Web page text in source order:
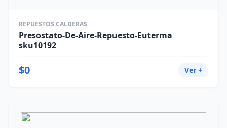
REPUESTOS CALDERAS
Presostato-De-Aire-Repuesto-Euterma
sku10192
$0 Ver +